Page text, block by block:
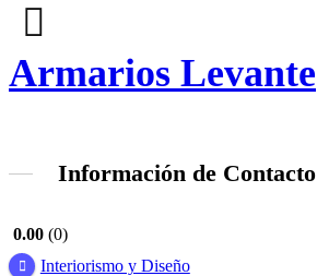
Armarios Levante
Información de Contacto
0.00 0
Interiorismo y Diseño